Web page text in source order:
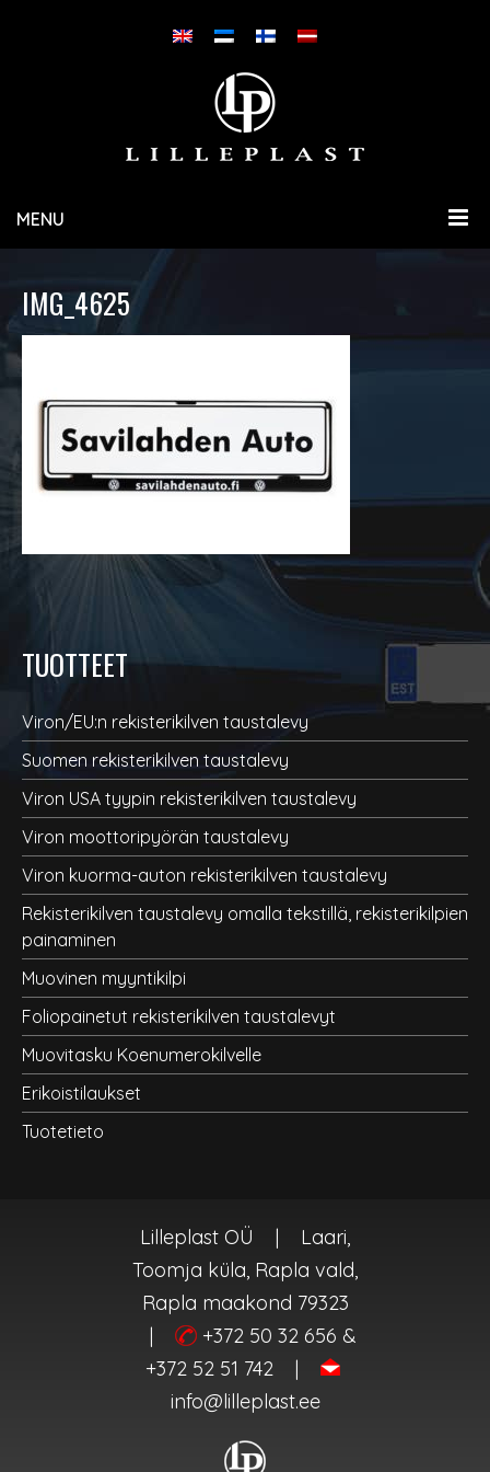
MENU
IMG_4625
TUOTTEET
Viron/EU:n rekisterikilven taustalevy
Suomen rekisterikilven taustalevy
Viron USA tyypin rekisterikilven taustalevy
Viron moottoripyörän taustalevy
Viron kuorma-auton rekisterikilven taustalevy
Rekisterikilven taustalevy omalla tekstillä, rekisterikilpien
painaminen
Muovinen myyntikilpi
Foliopainetut rekisterikilven taustalevyt
Muovitasku Koenumerokilvelle
Erikoistilaukset
Tuotetieto
Lilleplast OÜ |
Laari,
Toomja küla, Rapla vald,
Rapla maakond 79323
|
+372 50 32 656 &
+372 52 51 742
|
info@lilleplast.ee